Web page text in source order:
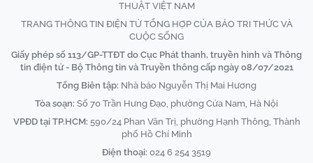
THUẬT VIỆT NAM
TRANG THÔNG TIN ĐIỆN TỬ TỔNG HỢP CỦA BÁO TRI THỨC VÀ
CUỘC SỐNG
Giấy phép số 113/GP-TTĐT do Cục Phát thanh, truyền hình và Thông
tin điện tử - Bộ Thông tin và Truyền thông cấp ngày 08/07/2021
Tổng Biên tập: Nhà báo Nguyễn Thị Mai Hương
Tòa soạn: Số 70 Trần Hưng Đạo, phường Cửa Nam, Hà Nội
VPĐD tại TP.HCM: 590/24 Phan Văn Trị, phường Hạnh Thông, Thành
phố Hồ Chí Minh
Điện thoại: 024 6 254 3519